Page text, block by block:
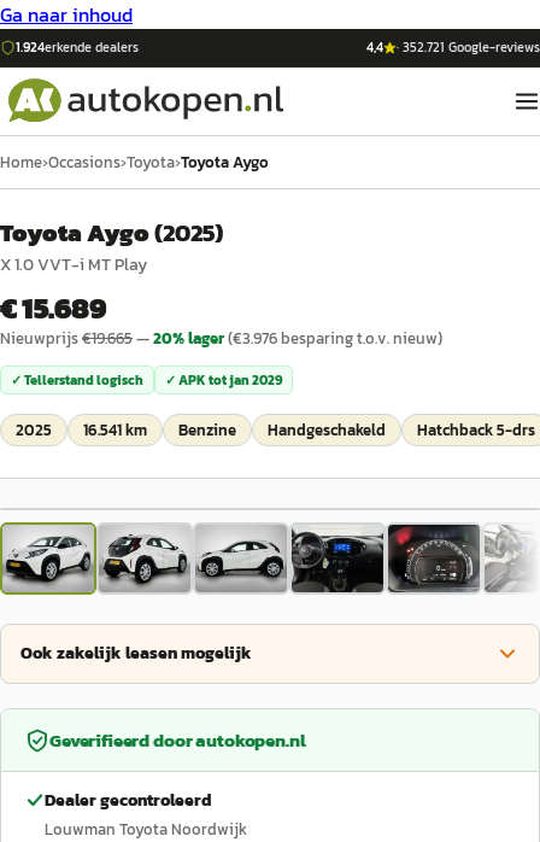
Ga naar inhoud
1.924erkende dealers 4,4 ·352.721 Google-reviews
Home›Occasions›Toyota›Toyota Aygo
Toyota Aygo(2025)
X 1.0 VVT-i MT Play
€ 15.689
Nieuwprijs€19.665—20% lager(€3.976besparing t.o.v. nieuw)
✓ Tellerstand logisch ✓ APK totjan 2029
2025 16.541 km Benzine Handgeschakeld Hatchback 5-drs
1/29
Ook zakelijk leasen mogelijk
Geverifieerd doorautokopen.nl
Dealer gecontroleerd
Louwman Toyota Noordwijk